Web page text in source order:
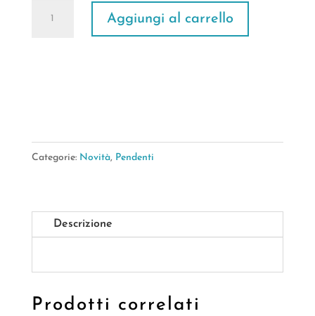
Aggiungi al carrello
Categorie: Novità, Pendenti
Descrizione
Prodotti correlati